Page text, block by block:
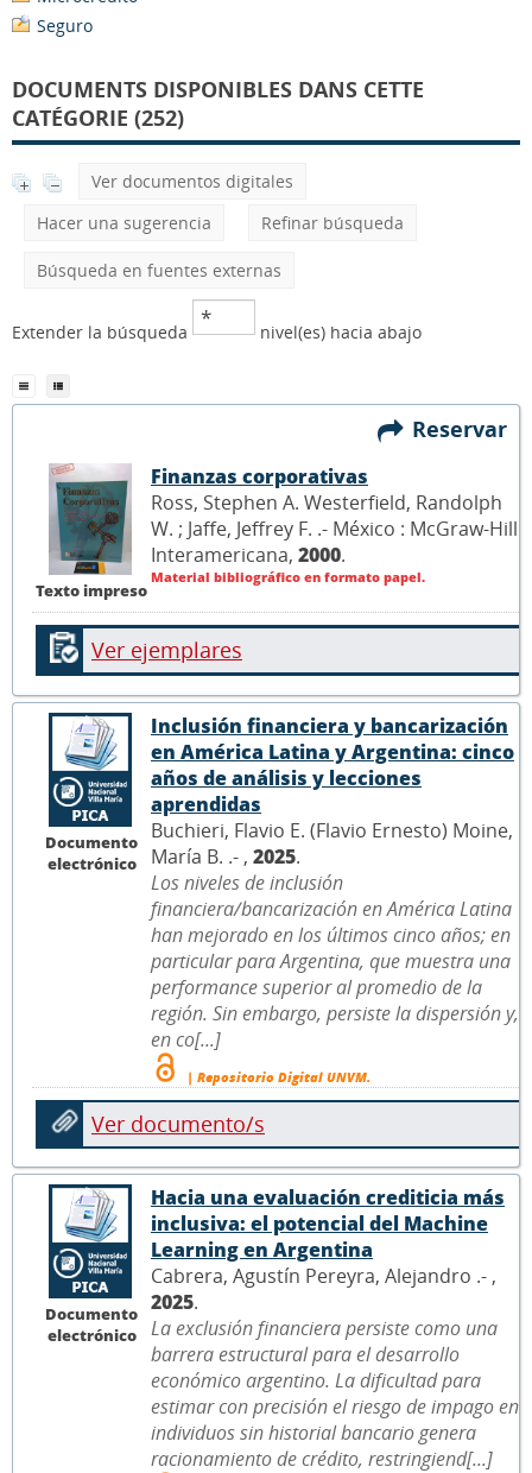
Seguro
DOCUMENTS DISPONIBLES DANS CETTE
CATÉGORIE (252)
Ver documentos digitales
Hacer una sugerencia
Refinar búsqueda
Búsqueda en fuentes externas
Extender la búsqueda nivel(es) hacia abajo
Reservar
Texto impreso
Finanzas corporativas
Ross, Stephen A. Westerfield, Randolph
W. ; Jaffe, Jeffrey F. .- México : McGraw-Hill
Interamericana, 2000.
Material bibliográfico en formato papel.
Ver ejemplares
Documento
electrónico
Inclusión financiera y bancarización
en América Latina y Argentina: cinco
años de análisis y lecciones
aprendidas
Buchieri, Flavio E. (Flavio Ernesto) Moine,
María B. .- , 2025.
Los niveles de inclusión
financiera/bancarización en América Latina
han mejorado en los últimos cinco años; en
particular para Argentina, que muestra una
performance superior al promedio de la
región. Sin embargo, persiste la dispersión y,
en co[...]
| Repositorio Digital UNVM.
Ver documento/s
Documento
electrónico
Hacia una evaluación crediticia más
inclusiva: el potencial del Machine
Learning en Argentina
Cabrera, Agustín Pereyra, Alejandro .- ,
2025.
La exclusión financiera persiste como una
barrera estructural para el desarrollo
económico argentino. La dificultad para
estimar con precisión el riesgo de impago en
individuos sin historial bancario genera
racionamiento de crédito, restringiend[...]